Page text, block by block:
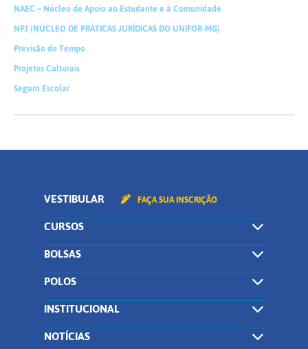
NAEC – Núcleo de Apoio ao Estudante e à Comunidade
NPJ (NÚCLEO DE PRÁTICAS JURÍDICAS DO UNIFOR-MG)
Previsão do Tempo
Projetos Culturais
Seguro Escolar
VESTIBULAR FAÇA SUA INSCRIÇÃO
CURSOS
BOLSAS
POLOS
INSTITUCIONAL
NOTÍCIAS